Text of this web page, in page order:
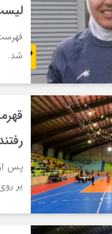
شد.
پس
بر